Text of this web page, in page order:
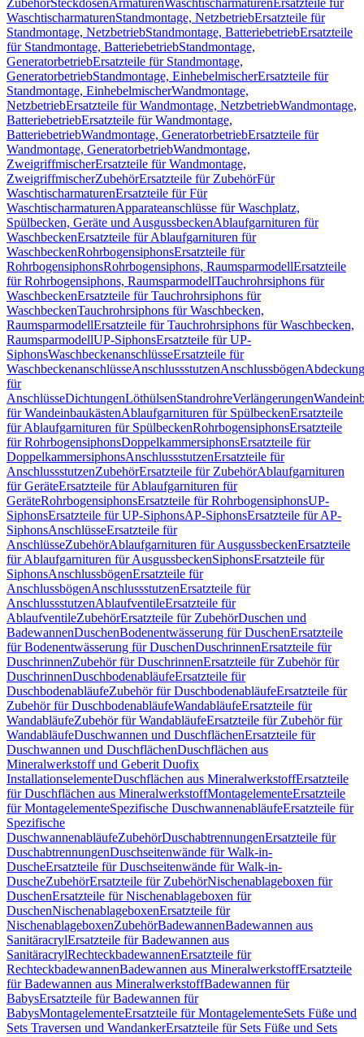
ZubehörSteckdosenArmaturenWaschtischarmaturen Ersatzteile für
WaschtischarmaturenStandmontage, NetzbetriebErsatzteile für
Standmontage, NetzbetriebStandmontage, BatteriebetriebErsatzteile
für Standmontage, BatteriebetriebStandmontage,
GeneratorbetriebErsatzteile für Standmontage,
GeneratorbetriebStandmontage, EinhebelmischerErsatzteile für
Standmontage, EinhebelmischerWandmontage,
NetzbetriebErsatzteile für Wandmontage, NetzbetriebWandmontage,
BatteriebetriebErsatzteile für Wandmontage,
BatteriebetriebWandmontage, GeneratorbetriebErsatzteile für
Wandmontage, GeneratorbetriebWandmontage,
ZweigriffmischerErsatzteile für Wandmontage,
ZweigriffmischerZubehörErsatzteile für ZubehörFür
WaschtischarmaturenErsatzteile für Für
WaschtischarmaturenApparateanschlüsse für Waschplatz,
Spülbecken, Geräte und AusgussbeckenAblaufgarnituren für
WaschbeckenErsatzteile für Ablaufgarnituren für
WaschbeckenRohrbogensiphonsErsatzteile für
RohrbogensiphonsRohrbogensiphons, RaumsparmodellErsatzteile
für Rohrbogensiphons, RaumsparmodellTauchrohrsiphons für
WaschbeckenErsatzteile für Tauchrohrsiphons für
WaschbeckenTauchrohrsiphons für Waschbecken,
RaumsparmodellErsatzteile für Tauchrohrsiphons für Waschbecken,
RaumsparmodellUP-SiphonsErsatzteile für UP-
SiphonsWaschbeckenanschlüsseErsatzteile für
WaschbeckenanschlüsseAnschlussstutzenAnschlussbögen
für
AnschlüsseDichtungenLöthülsenStandrohreVerlängerungen
für WandeinbaukästenAblaufgarnituren für SpülbeckenErsatzteile
für Ablaufgarnituren für SpülbeckenRohrbogensiphonsErsatzteile
für RohrbogensiphonsDoppelkammersiphonsErsatzteile für
DoppelkammersiphonsAnschlussstutzenErsatzteile für
AnschlussstutzenZubehörErsatzteile für ZubehörAblaufgarnituren
für GeräteErsatzteile für Ablaufgarnituren für
GeräteRohrbogensiphonsErsatzteile für RohrbogensiphonsUP-
SiphonsErsatzteile für UP-SiphonsAP-SiphonsErsatzteile für AP-
SiphonsAnschlüsseErsatzteile für
AnschlüsseZubehörAblaufgarnituren für AusgussbeckenErsatzteile
für Ablaufgarnituren für AusgussbeckenSiphonsErsatzteile für
SiphonsAnschlussbögenErsatzteile für
AnschlussbögenAnschlussstutzenErsatzteile für
AnschlussstutzenAblaufventileErsatzteile für
AblaufventileZubehörErsatzteile für ZubehörDuschen und
BadewannenDuschenBodenentwässerung für DuschenErsatzteile
für Bodenentwässerung für DuschenDuschrinnenErsatzteile für
DuschrinnenZubehör für DuschrinnenErsatzteile für Zubehör für
DuschrinnenDuschbodenabläufeErsatzteile für
DuschbodenabläufeZubehör für DuschbodenabläufeErsatzteile für
Zubehör für DuschbodenabläufeWandabläufeErsatzteile für
WandabläufeZubehör für WandabläufeErsatzteile für Zubehör für
WandabläufeDuschwannen und DuschflächenErsatzteile für
Duschwannen und DuschflächenDuschflächen aus
Mineralwerkstoff und Geberit Duofix
InstallationselementeDuschflächen aus MineralwerkstoffErsatzteile
für Duschflächen aus MineralwerkstoffMontagelementeErsatzteile
für MontagelementeSpezifische DuschwannenabläufeErsatzteile für
Spezifische
DuschwannenabläufeZubehörDuschabtrennungenErsatzteile für
DuschabtrennungenDuschseitenwände für Walk-in-
DuscheErsatzteile für Duschseitenwände für Walk-in-
DuscheZubehörErsatzteile für ZubehörNischenablageboxen für
DuschenErsatzteile für Nischenablageboxen für
DuschenNischenablageboxenErsatzteile für
NischenablageboxenZubehörBadewannenBadewannen aus
SanitäracrylErsatzteile für Badewannen aus
SanitäracrylRechteckbadewannenErsatzteile für
RechteckbadewannenBadewannen aus MineralwerkstoffErsatzteile
für Badewannen aus MineralwerkstoffBadewannen für
BabysErsatzteile für Badewannen für
BabysMontagelementeErsatzteile für MontagelementeSets Füße und
Sets Traversen und WandankerErsatzteile für Sets Füße und Sets